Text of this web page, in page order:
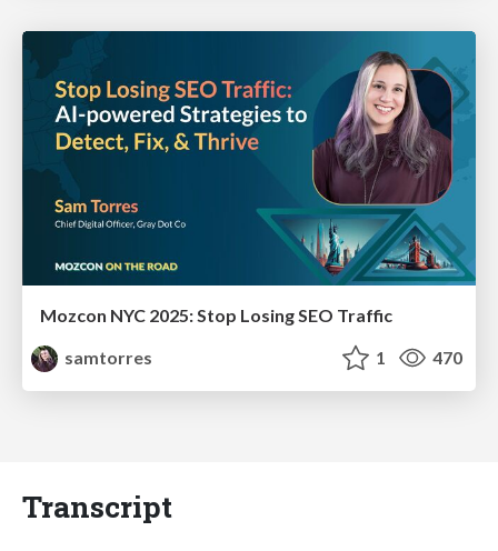
Mozcon NYC 2025: Stop Losing SEO Traffic
samtorres
1 470
Transcript